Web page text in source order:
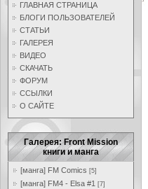
ГЛАВНАЯ СТРАНИЦА
БЛОГИ ПОЛЬЗОВАТЕЛЕЙ
СТАТЬИ
ГАЛЕРЕЯ
ВИДЕО
СКАЧАТЬ
ФОРУМ
ССЫЛКИ
О САЙТЕ
Галерея: Front Mission
книги и манга
[манга] FM Comics [5]
[манга] FM4 - Elsa #1 [7]